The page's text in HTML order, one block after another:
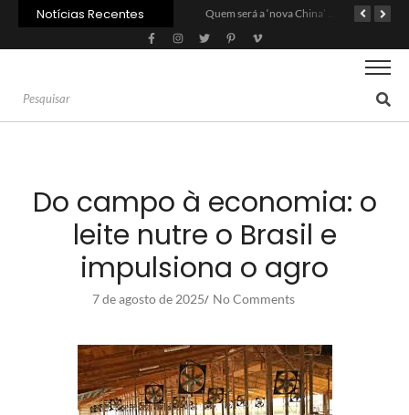
Notícias Recentes Quem será a ‘nova China’ do agro quando o apetite de Pequim acabar?
Do campo à economia: o
leite nutre o Brasil e
impulsiona o agro
7 de agosto de 2025/ No Comments